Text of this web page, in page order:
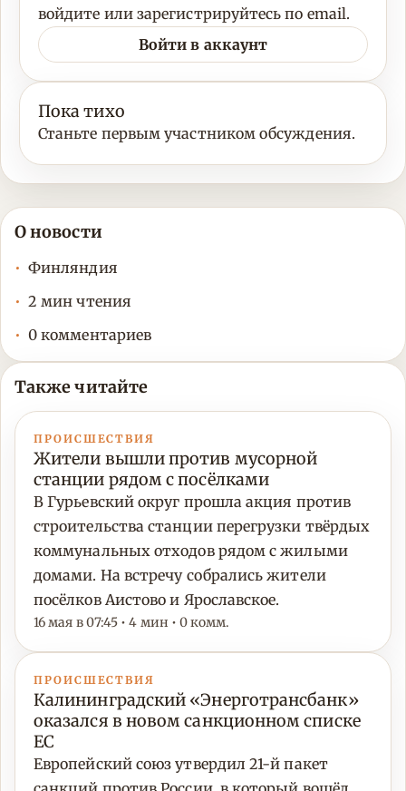
войдите или зарегистрируйтесь по email.
Войти в аккаунт
Пока тихо
Станьте первым участником обсуждения.
О новости
Финляндия
2 мин чтения
0 комментариев
Также читайте
ПРОИСШЕСТВИЯ
Жители вышли против мусорной
станции рядом с посёлками
В Гурьевский округ прошла акция против
строительства станции перегрузки твёрдых
коммунальных отходов рядом с жилыми
домами. На встречу собрались жители
посёлков Аистово и Ярославское.
16 мая в 07:45 • 4 мин • 0 комм.
ПРОИСШЕСТВИЯ
Калининградский «Энерготрансбанк»
оказался в новом санкционном списке
ЕС
Европейский союз утвердил 21-й пакет